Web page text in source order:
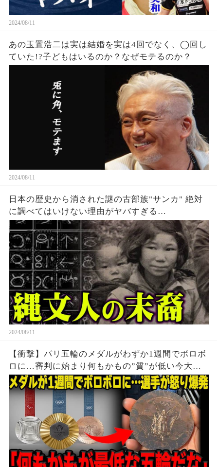
2024/08/11
あの玉置浩二は実は結婚を実は4回でなく、◯回し
ていた!?子どもはいるのか？なぜモテるのか？
2024/08/11
日本の歴史から消された謎の古部族"サンカ" 絶対
に調べてはいけない理由がヤバすぎる…
2024/08/11
【衝撃】パリ五輪のメダルがわずか1週間でボロボ
ロに…審判に始まり何もかもの”質”が低い今大会
に世界中から批判殺到…メダルの価値暴落で選手
達から怒りの声が止まらない…